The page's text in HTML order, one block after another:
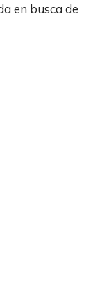
en busca de